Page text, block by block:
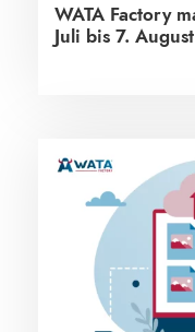
WATA Factory
Juli bis 7. August